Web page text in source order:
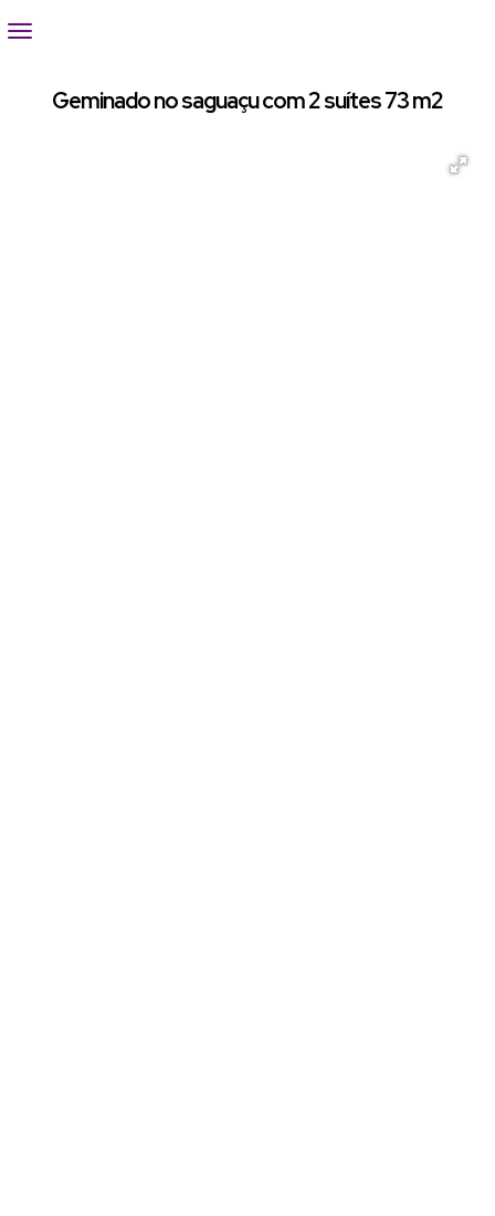
Geminado no saguaçu com 2 suítes 73 m2